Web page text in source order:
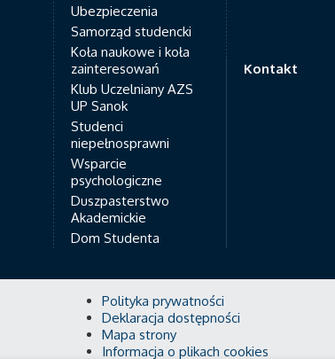
Ubezpieczenia
Samorząd studencki
Koła naukowe i koła
zainteresowań
Klub Uczelniany AZS
UP Sanok
Studenci
niepełnosprawni
Wsparcie
psychologiczne
Duszpasterstwo
Akademickie
Dom Studenta
Kontakt
Polityka prywatności
Deklaracja dostępności
Mapa strony
Informacja o plikach cookies